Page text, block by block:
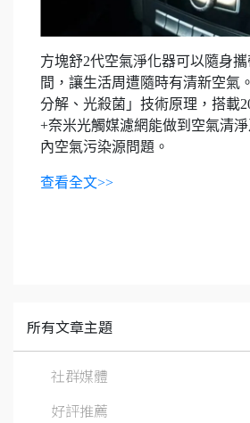
方塊舒2代空氣淨化器可以隨身
間，讓生活周遭隨時有清新空氣
分解、光殺菌」技術原理，搭載
+奈米光觸媒濾網能做到空氣清
內空氣污染源問題。
查看全文>>
所有文章主題
社群媒體
好評推薦